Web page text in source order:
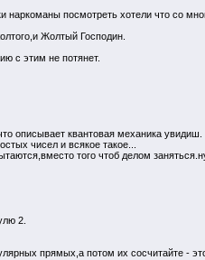
наркоманы посмотреть хотели что со
Жолтый Господин.
с этим не потянет.
описывает квантовая механика увидиш.
чисел и всякое такое...
того чтоб делом
2.
прямых,а потом их сосчитайте -